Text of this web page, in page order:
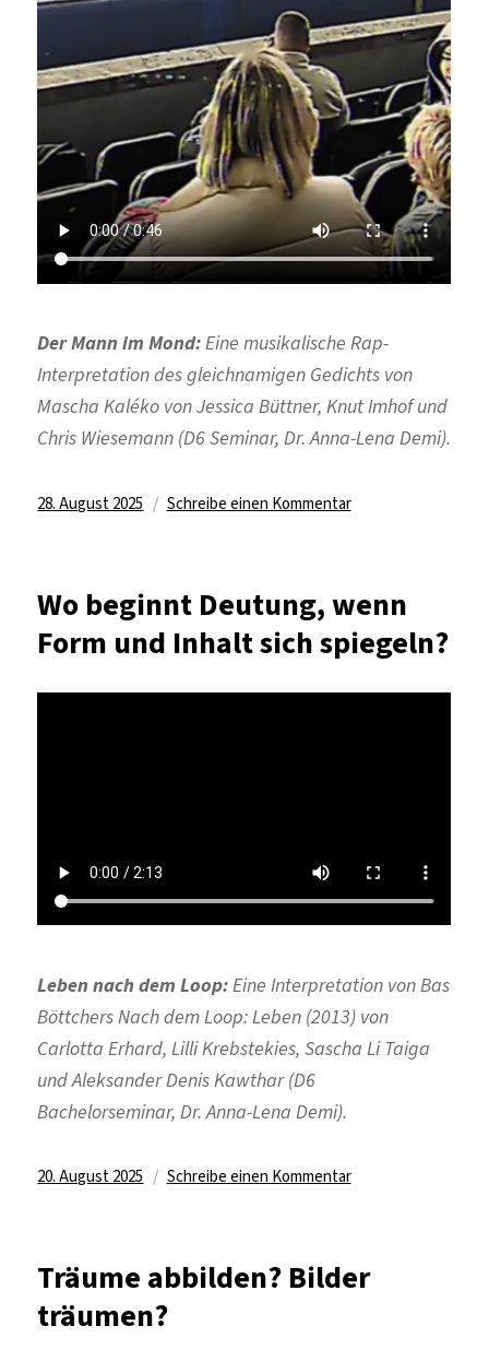
Der Mann im Mond:Eine musikalische Rap-
Interpretation des gleichnamigen Gedichts von
Mascha Kaléko von Jessica Büttner, Knut Imhof und
Chris Wiesemann (D6 Seminar, Dr. Anna-Lena Demi).
Veröffentlicht
28. August 2025 Schreibe einen Kommentarzu
und
Beats,
wenn
Wo beginnt Deutung, wenn
Form und Inhalt sich spiegeln?
Leben nach dem Loop:Eine Interpretation von Bas
BöttchersNach dem Loop: Leben (2013) von
Carlotta Erhard, Lilli Krebstekies, Sascha Li Taiga
und Aleksander Denis Kawthar (D6
Bachelorseminar, Dr. Anna-Lena Demi).
Veröffentlicht
20. August 2025 Schreibe einen Kommentarzu
wenn
Träume abbilden? Bilder
träumen?